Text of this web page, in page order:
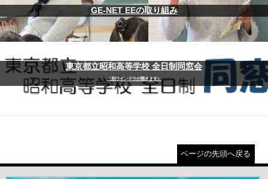
GE-NET EEの取り組み
東京都立昭和高等学校 全日制同窓会
（別ウインドウが開きます）
ページの先頭へ戻る